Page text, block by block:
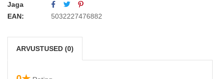
Jaga
EAN:
5032227476882
ARVUSTUSED (0)